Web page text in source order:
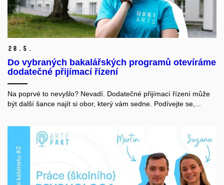
28. 5.
Do vybraných bakalářských programů otevíráme
dodatečné přijímací řízení
Na poprvé to nevyšlo? Nevadí. Dodatečné přijímací řízení může
být další šance najít si obor, který vám sedne. Podívejte se,...